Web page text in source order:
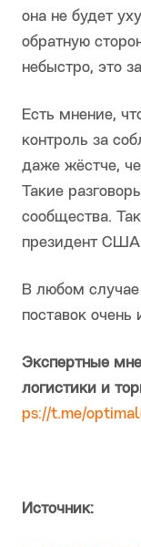
она не будет
обратную
небыстро, это
Есть мнение,
контроль за
даже жёстче,
Такие
сообщества.
президент США
В любом
поставок очень
Экспертные
логистики и
ps://t.me/
Источник: